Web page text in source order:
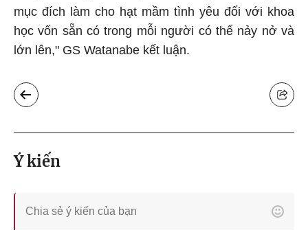
mục đích làm cho hạt mầm tình yêu đối với khoa
học vốn sẵn có trong mỗi người có thể nảy nở và
lớn lên," GS Watanabe kết luận.
Ý kiến